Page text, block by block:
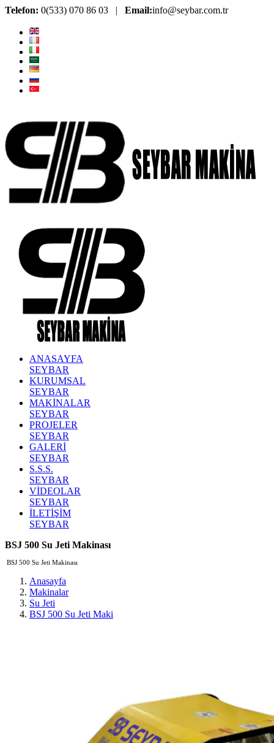
Telefon: 0(533) 070 86 03 | Email:info@seybar.com.tr
ANASAYFA
SEYBAR
KURUMSAL
SEYBAR
MAKİNALAR
SEYBAR
PROJELER
SEYBAR
GALERİ
SEYBAR
S.S.S.
SEYBAR
VİDEOLAR
SEYBAR
İLETİŞİM
SEYBAR
BSJ 500 Su Jeti Makinası
BSJ 500 Su Jeti Makinası
Anasayfa
Makinalar
Su Jeti
BSJ 500 Su Jeti Maki